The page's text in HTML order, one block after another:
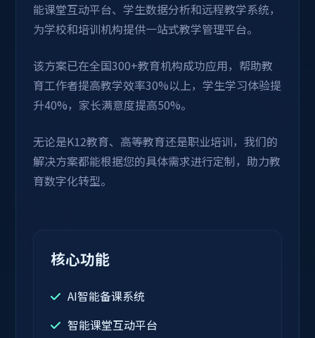
能课堂互动平台、学生数据分析和远程教学系统，
为学校和培训机构提供一站式教学管理平台。
该方案已在全国300+教育机构成功应用，帮助教
育工作者提高教学效率30%以上，学生学习体验提
升40%，家长满意度提高50%。
无论是K12教育、高等教育还是职业培训，我们的
解决方案都能根据您的具体需求进行定制，助力教
育数字化转型。
核心功能
AI智能备课系统
智能课堂互动平台